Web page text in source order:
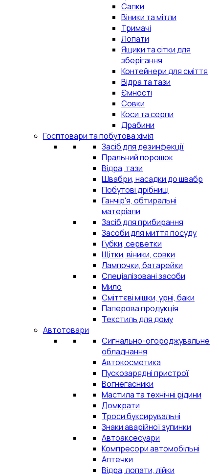
Сапки
Віники та мітли
Тримачі
Лопати
Ящики та сітки для
зберігання
Контейнери для сміття
Відра та тази
Ємності
Совки
Коси та серпи
Драбини
Госптовари та побутова хімія
Засіб для дезинфекції
Пральний порошок
Відра, тази
Швабри, насадки до швабр
Побутові дрібниці
Ганчір'я, обтиральні
матеріали
Засіб для прибирання
Засоби для миття посуду
Губки, серветки
Щітки, віники, совки
Лампочки, батарейки
Спеціалізовані засоби
Мило
Сміттєві мішки, урні, баки
Паперова продукція
Текстиль для дому
Автотовари
Сигнально-огороджувальне
обладнання
Автокосметика
Пускозарядні пристрої
Вогнегасники
Мастила та технічні рідини
Домкрати
Троси буксирувальні
Знаки аварійної зупинки
Автоаксесуари
Компресори автомобільні
Аптечки
Відра, лопати, лійки